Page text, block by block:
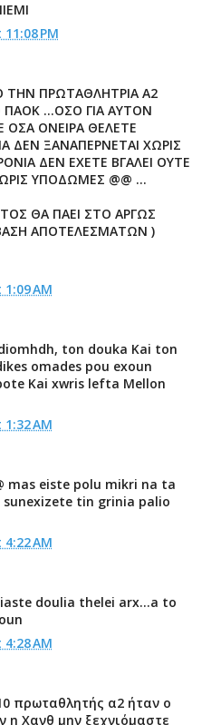
PM
ΤΗΝ ΠΡΩΤΑΘΛΗΤΡΙΑ Α2
ΠΑΟΚ ...ΟΣΟ ΓΙΑ ΑΥΤΟΝ
ΟΣΑ ΟΝΕΙΡΑ ΘΕΛΕΤΕ
ΔΕΝ ΞΑΝΑΠΕΡΝΕΤΑΙ ΧΩΡΙΣ
ΔΕΝ ΕΧΕΤΕ ΒΓΑΛΕΙ ΟΥΤΕ
ΥΠΟΔΩΜΕΣ @@ ...
ΘΑ ΠΑΕΙ ΣΤΟ ΑΡΓΩΣ
ΑΠΟΤΕΛΕΣΜΑΤΩΝ )
AM
ton douka Kai ton
omades pou exoun
Kai xwris lefta Mellon
AM
mas eiste polu mikri na ta
sunexizete tin grinia palio
AM
doulia thelei arx...a to
AM
πρωταθλητής α2 ήταν ο
η Χανθ μην ξεχνιόμαστε